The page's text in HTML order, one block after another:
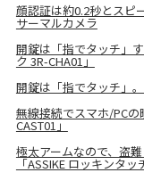
顔認証は約0.2秒とスピ
サーマルカメラ
開錠は「指でタッチ」
ク 3R-CHA01」
開錠は「指でタッチ」
無線接続でスマホ/PC
CAST01」
極太アームなので、盗
「ASSIKE ロッキンタッ